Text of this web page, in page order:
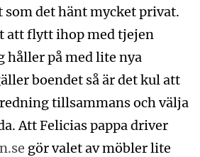
det hänt mycket privat.
att flytt ihop med tjejen
håller på med lite nya
boendet så är det kul att
tillsammans och välja
Att Felicias pappa driver
gör valet av möbler lite